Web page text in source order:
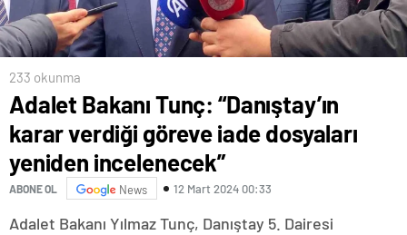
233 okunma
Adalet Bakanı Tunç: “Danıştay’ın
karar verdiği göreve iade dosyaları
yeniden incelenecek”
ABONE OL News 12 Mart 2024 00:33
Adalet Bakanı Yılmaz Tunç, Danıştay 5. Dairesi